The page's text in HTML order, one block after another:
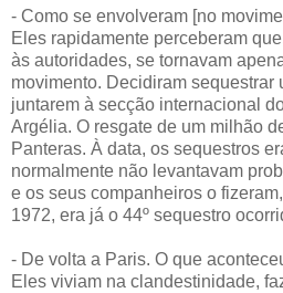
- Como se envolveram [no
Eles rapidamente perceberam
às autoridades, se tornavam
movimento. Decidiram sequestrar
juntarem à secção internacional
Argélia. O resgate de um milhão
Panteras. À data, os sequestros
normalmente não levantavam
e os seus companheiros o
1972, era já o 44º sequestro
- De volta a Paris. O que
Eles viviam na clandestinidade,